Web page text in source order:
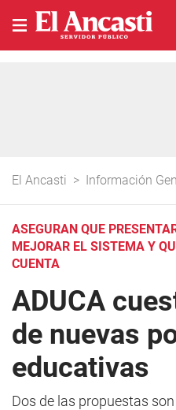
El Ancasti > Información
ASEGURAN QUE
MEJORAR EL SISTEMA Y
CUENTA
ADUCA
de nuevas
educativas
Dos de las propuestas